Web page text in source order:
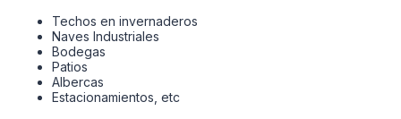
Techos en invernaderos
Naves Industriales
Bodegas
Patios
Albercas
Estacionamientos, etc